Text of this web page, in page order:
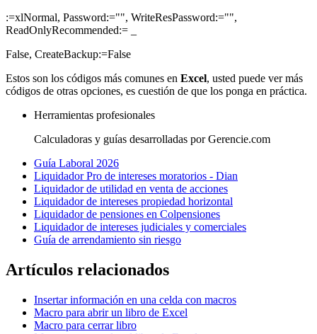
:=xlNormal, Password:="", WriteResPassword:="",
ReadOnlyRecommended:= _
False, CreateBackup:=False
Estos son los códigos más comunes en Excel, usted puede ver más
códigos de otras opciones, es cuestión de que los ponga en práctica.
Herramientas profesionales
Calculadoras y guías desarrolladas por Gerencie.com
Guía Laboral 2026
Liquidador Pro de intereses moratorios - Dian
Liquidador de utilidad en venta de acciones
Liquidador de intereses propiedad horizontal
Liquidador de pensiones en Colpensiones
Liquidador de intereses judiciales y comerciales
Guía de arrendamiento sin riesgo
Artículos relacionados
Insertar información en una celda con macros
Macro para abrir un libro de Excel
Macro para cerrar libro